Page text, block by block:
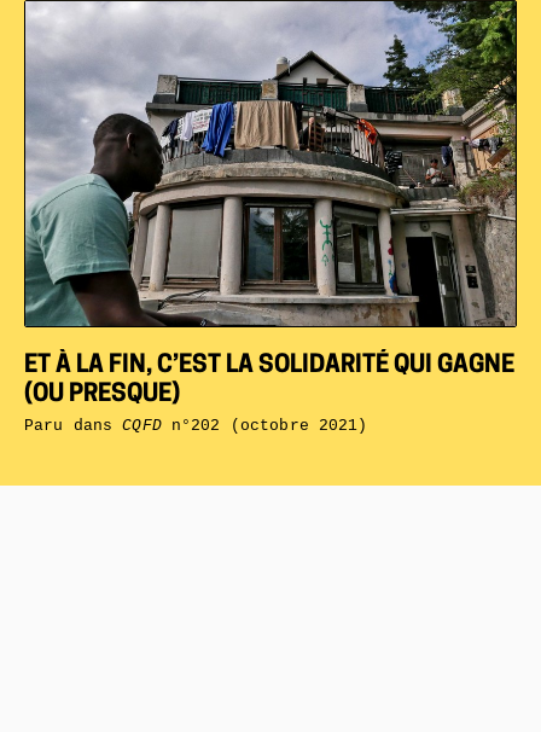
ET À LA FIN, C’EST LA SOLIDARITÉ QUI GAGNE
(OU PRESQUE)
Paru dansCQFDn°202 (octobre 2021)